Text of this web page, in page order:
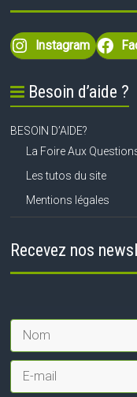
Instagram
Besoin d’aide ?
BESOIN D’AIDE?
La Foire Aux
Les tutos du site
Mentions légales
Recevez nos